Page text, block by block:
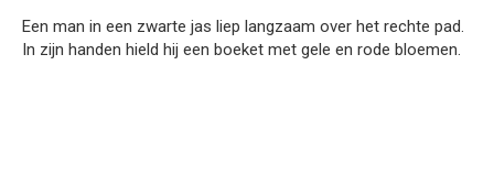
Een man in een zwarte jas liep langzaam over het rechte pad.
In zijn handen hield hij een boeket met gele en rode bloemen.